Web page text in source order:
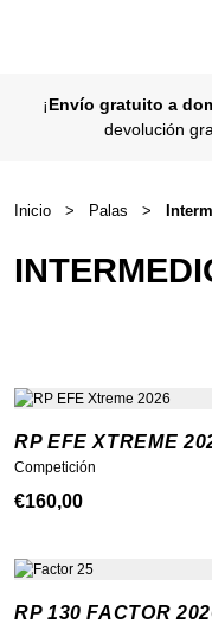
¡Envío gratuito a
devolución
Inicio > Palas >
RP EFE XTREME
Competición
€160,00
RP 130 FACTOR